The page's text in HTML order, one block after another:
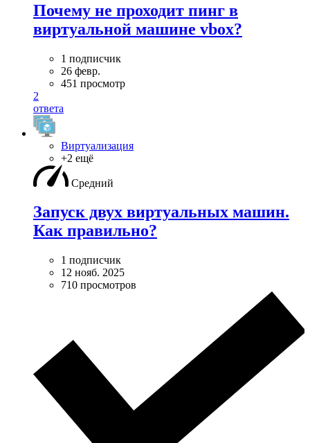
Почему не проходит пинг в
виртуальной машине vbox?
1 подписчик
26 февр.
451 просмотр
2
ответа
Виртуализация
+2 ещё
Средний
Запуск двух виртуальных машин.
Как правильно?
1 подписчик
12 нояб. 2025
710 просмотров